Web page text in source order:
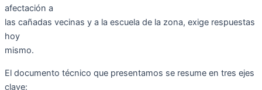
afectación a
las cañadas vecinas y a la escuela de la zona, exige respuestas
hoy
mismo.
El documento técnico que presentamos se resume en tres ejes
clave: